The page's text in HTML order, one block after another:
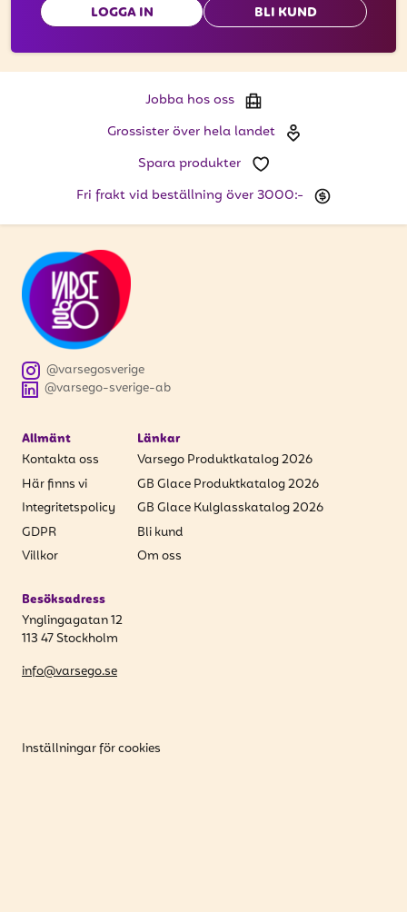
LOGGA IN BLI KUND
Jobba hos oss
Grossister över hela landet
Spara produkter
Fri frakt vid beställning över 3000:-
@varsego-sverige-ab
@varsegosverige
Allmänt
Kontakta oss
Här finns vi
Integritetspolicy
GDPR
Villkor
Länkar
Varsego Produktkatalog 2026
GB Glace Produktkatalog 2026
GB Glace Kulglasskatalog 2026
Bli kund
Om oss
Besöksadress
Ynglingagatan 12
113 47 Stockholm
info@varsego.se
Inställningar för cookies